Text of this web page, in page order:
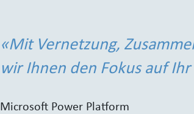
«Mit Vernetzung,
wir Ihnen den Fokus auf
Microsoft Power Platform